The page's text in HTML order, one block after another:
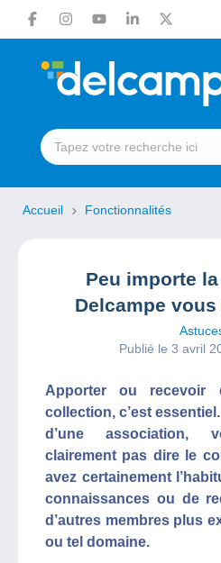
Accueil Fonctionnalités
Peu importe
Delcampe
Publié le 3 avril
Apporter ou recevoir
collection, c’est
d’une association,
clairement pas dire le
avez certainement
connaissances ou de
d’autres membres plus
ou tel domaine.